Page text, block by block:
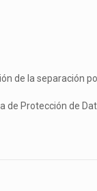
de la
de Protección